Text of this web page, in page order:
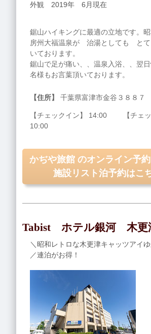
外観 2019年 6月現在
鋸山ハイキングに最適の立地です。
房州大福温泉が 治湯としても とて
いております。
鋸山で足が痛い、、温泉入浴、、翌
名様もお言葉頂いております。
【住所】 千葉県富津市金谷３８８７
【チェックイン】 14:00 【チェッ
10:00
かぢや旅館 のオンライン予
施設リスト泊予約はこ
Tabist ホテル銀河 木更
＼昭和レトロな木更津キャッツアイ
／連泊がお得！